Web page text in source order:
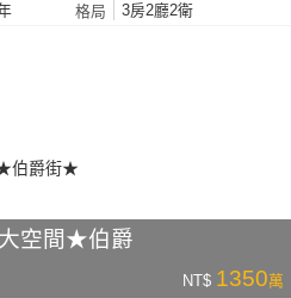
格局 3房2廳2衛
空間★伯爵
NT$ 1350萬